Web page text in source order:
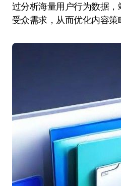
过分析海量用户行为数据
受众需求，从而优化内容策